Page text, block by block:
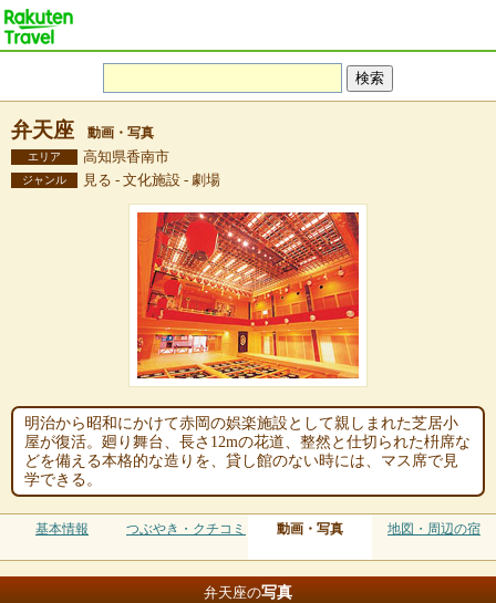
弁天座 動画・写真
エリア 高知県香南市
ジャンル 見る - 文化施設 - 劇場
明治から昭和にかけて赤岡の娯楽施設として親しまれた芝居小
屋が復活。廻り舞台、長さ12mの花道、整然と仕切られた枡席な
どを備える本格的な造りを、貸し館のない時には、マス席で見
学できる。
基本情報 つぶやき・クチコミ 動画・写真 地図・周辺の宿
弁天座の写真